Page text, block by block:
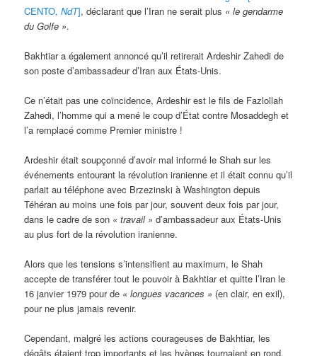
CENTO,NdT], déclarant que l’Iran ne serait plus « le gendarme
du Golfe ».
Bakhtiar a également annoncé qu’il retirerait Ardeshir Zahedi de
son poste d’ambassadeur d’Iran aux États-Unis.
Ce n’était pas une coïncidence, Ardeshir est le fils de Fazlollah
Zahedi, l’homme qui a mené le coup d’État contre Mosaddegh et
l’a remplacé comme Premier ministre !
Ardeshir était soupçonné d’avoir mal informé le Shah sur les
événements entourant la révolution iranienne et il était connu qu’il
parlait au téléphone avec Brzezinski à Washington depuis
Téhéran au moins une fois par jour, souvent deux fois par jour,
dans le cadre de son « travail » d’ambassadeur aux États-Unis
au plus fort de la révolution iranienne.
Alors que les tensions s’intensifient au maximum, le Shah
accepte de transférer tout le pouvoir à Bakhtiar et quitte l’Iran le
16 janvier 1979 pour de « longues vacances » (en clair, en exil),
pour ne plus jamais revenir.
Cependant, malgré les actions courageuses de Bakhtiar, les
dégâts étaient trop importants et les hyènes tournaient en rond.